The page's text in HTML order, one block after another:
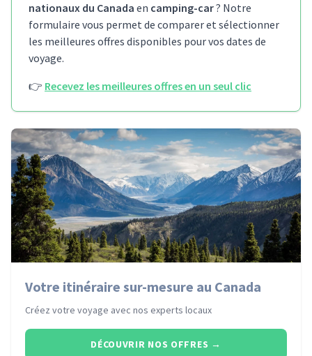
nationaux du Canada en camping-car? Notre
formulaire vous permet de comparer et sélectionner
les meilleures offres disponibles pour vos dates de
voyage.
👉 Recevez les meilleures offres en un seul clic
Votre itinéraire sur-mesure au Canada
Créez votre voyage avec nos experts locaux
DÉCOUVRIR NOS OFFRES →